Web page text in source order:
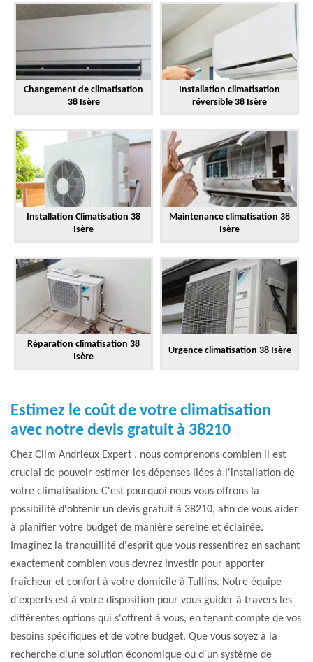
Changement de climatisation
38 Isère
Installation climatisation
réversible 38 Isère
Installation Climatisation 38
Isère
Maintenance climatisation 38
Isère
Réparation climatisation 38
Isère
Urgence climatisation 38 Isère
Estimez le coût de votre climatisation
avec notre devis gratuit à 38210
Chez Clim Andrieux Expert , nous comprenons combien il est
crucial de pouvoir estimer les dépenses liées à l'installation de
votre climatisation. C'est pourquoi nous vous offrons la
possibilité d'obtenir un devis gratuit à 38210, afin de vous aider
à planifier votre budget de manière sereine et éclairée.
Imaginez la tranquillité d'esprit que vous ressentirez en sachant
exactement combien vous devrez investir pour apporter
fraîcheur et confort à votre domicile à Tullins. Notre équipe
d'experts est à votre disposition pour vous guider à travers les
différentes options qui s'offrent à vous, en tenant compte de vos
besoins spécifiques et de votre budget. Que vous soyez à la
recherche d'une solution économique ou d'un système de